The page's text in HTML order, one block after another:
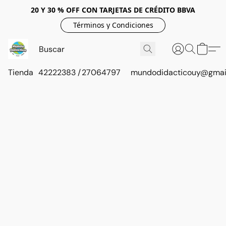
20 Y 30 % OFF CON TARJETAS DE CRÉDITO BBVA
Términos y Condiciones
Tienda 42222383 / 27064797